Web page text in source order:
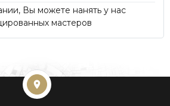
Вы можете нанять у нас
мастеров